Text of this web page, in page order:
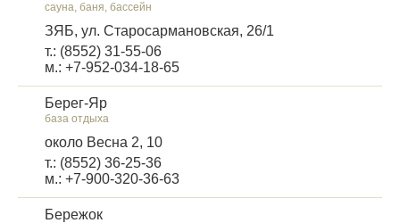
сауна, баня, бассейн
ЗЯБ, ул. Старосармановская, 26/1
т.: (8552) 31-55-06
м.: +7-952-034-18-65
Берег-Яр
база отдыха
около Весна 2, 10
т.: (8552) 36-25-36
м.: +7-900-320-36-63
Бережок